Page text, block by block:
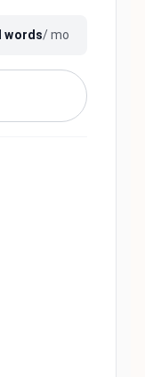
words/ mo